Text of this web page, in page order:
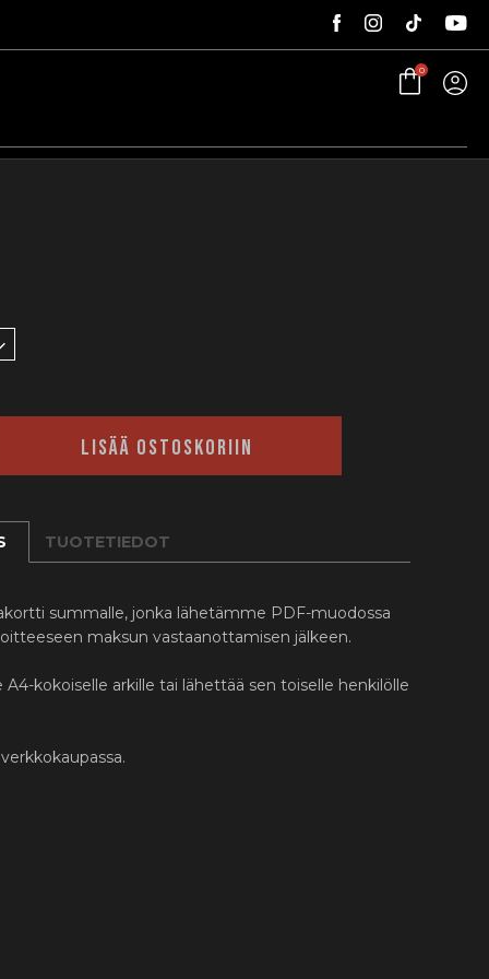
0
LISÄÄ OSTOSKORIIN
TUOTETIEDOT
summalle, jonka lähetämme PDF-muodossa
maksun vastaanottamisen jälkeen.
kokoiselle arkille tai lähettää sen toiselle henkilölle